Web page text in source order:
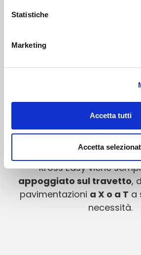
Statistiche
Marketing
Accetta tutti
Accetta
crocette
con Rail
sottostruttura con itravetti
dinastro antiscivolo e
utilizza il distanziatore
Kross Easy viene
appoggiato sul travetto,
pavimentazioni a X o a T a
necessità.